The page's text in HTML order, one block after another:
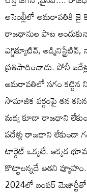
అసెంబ్లీలో అమరావతికి జై
రాజధానుల పాట
ఎగ్జిక్యూటివ్,
ప్రతిపాదించాడు. పోనీ
అమరావతిలో సగం కట్టిన
సామాజిక వర్గంపై తన
మధ్య కూడా రాజధాని
పదేళ్లు రాజధాని
టార్గెట్ ఒక్కటే. అక్కడ
కొట్టాలన్నదే అతని వ్యూహం.
2024లో బంపర్ మెజార్టీతో